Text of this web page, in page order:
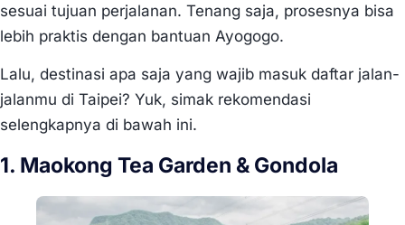
sesuai tujuan perjalanan. Tenang saja, prosesnya bisa
lebih praktis dengan bantuan Ayogogo.
Lalu, destinasi apa saja yang wajib masuk daftar jalan-
jalanmu di Taipei? Yuk, simak rekomendasi
selengkapnya di bawah ini.
1. Maokong Tea Garden & Gondola